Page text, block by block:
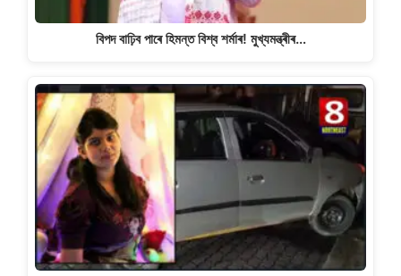
বিপদ বাঢ়িব পাৰে হিমন্ত বিশ্ব শৰ্মাৰ! মুখ্যমন্ত্ৰীৰ…